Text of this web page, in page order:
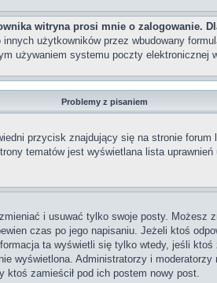
witryna prosi mnie o zalogowanie.
użytkowników przez wbudowany
używaniem systemu poczty elektronicznej
Problemy z pisaniem
przycisk znajdujący się na stronie
tematów jest wyświetlana lista
i usuwać tylko swoje posty. Możesz
czas po jego napisaniu. Jeżeli ktoś
ta wyświetli się tylko wtedy, jeśli
wyświetlona. Administratorzy i
zamieścił pod ich postem nowy post.